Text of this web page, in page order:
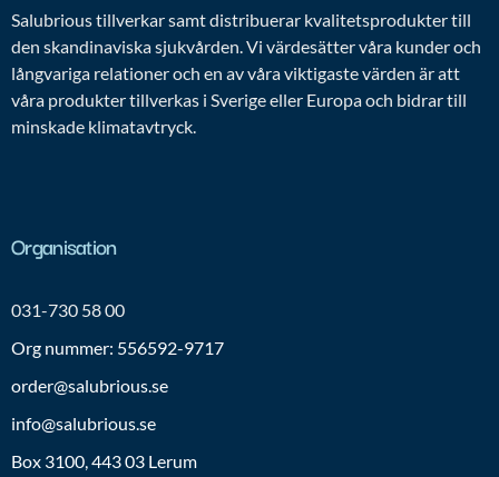
Salubrious tillverkar samt distribuerar kvalitetsprodukter till
den skandinaviska sjukvården. Vi värdesätter våra kunder och
långvariga relationer och en av våra viktigaste värden är att
våra produkter tillverkas i Sverige eller Europa och bidrar till
minskade klimatavtryck.
Organisation
031-730 58 00
Org nummer: 556592-9717
order@salubrious.se
info@salubrious.se
Box 3100, 443 03 Lerum